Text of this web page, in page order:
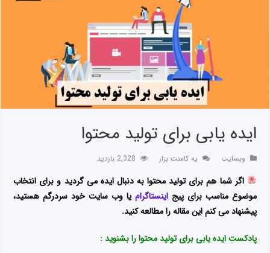
ایده یابی برای تولید محتوا
وبسایت یه کامنت بزار 2,328 بازدید
اگر شما هم برای تولید محتوا به دنبال ایده می گردید و برای انتخاب
موضوع مناسب برای پیجاینستاگرام یا وب سایت خود سردرگم هستید،
پیشنهاد می کنم این مقاله را مطالعه کنید.
پادکست ایده یابی برای تولید محتوا را بشنوید :